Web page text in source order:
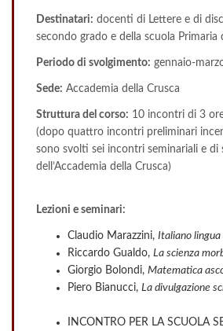
Destinatari: docenti di Lettere e di
secondo grado e della scuola Primaria
Periodo di svolgimento: gennaio-
Sede: Accademia della Crusca
Struttura del corso: 10 incontri di 3
(dopo quattro incontri preliminari
sono svolti sei incontri seminariali e
dell’Accademia della Crusca)
Lezioni e seminari:
Claudio Marazzini, Italiano lingua
Riccardo Gualdo, La scienza
Giorgio Bolondi, Matematica
Piero Bianucci, La divulgazione
INCONTRO PER LA SCUOLA